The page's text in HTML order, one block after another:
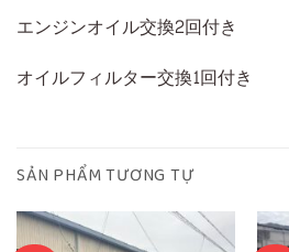
エンジンオイル交換2回付き
オイルフィルター交換1回付き
SẢN PHẨM TƯƠNG TỰ